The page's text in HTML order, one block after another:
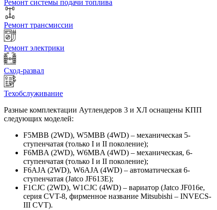
Ремонт системы подачи топлива
Ремонт трансмиссии
Ремонт электрики
Сход-развал
Техобслуживание
Разные комплектации Аутлендеров 3 и ХЛ оснащены КПП
следующих моделей:
F5MBB (2WD), W5MBB (4WD) – механическая 5-
ступенчатая (только I и II поколение);
F6MBA (2WD), W6MBA (4WD) – механическая, 6-
ступенчатая (только I и II поколение);
F6AJA (2WD), W6AJA (4WD) – автоматическая 6-
ступенчатая (Jatco JF613E);
F1CJC (2WD), W1CJC (4WD) – вариатор (Jatco JF016e,
серия CVT-8, фирменное название Mitsubishi – INVECS-
III CVT).